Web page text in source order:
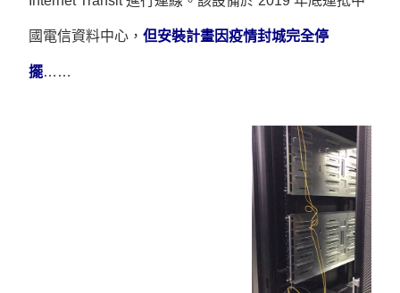
國電信資料中心，但安裝計畫因疫情封城完全停
擺……